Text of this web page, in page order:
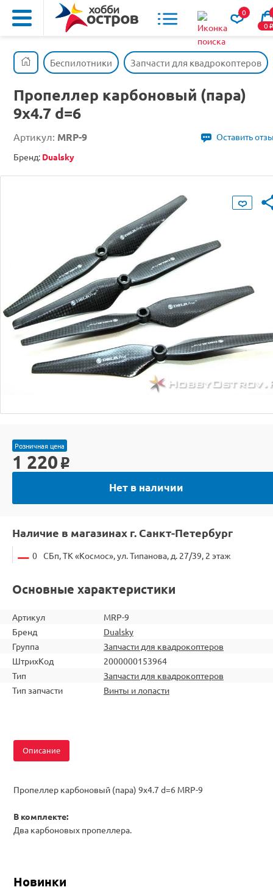
0
0o
Беспилотники Запчасти для квадрокоптеров
Пропеллер карбоновый (пара)
9х4.7 d=6
Артикул: MRP-9
Оставить
Бренд: Dualsky
Розничная цена
1 220 o
Нет в наличии
Наличие в магазинах г. Санкт-Петербург
0 СБп, ТК «Космос», ул. Типанова, д. 27/39, 2 этаж
Основные характеристики
Артикул
MRP-9
Бренд
Dualsky
Группа
Запчасти для квадрокоптеров
ШтрихКод
2000000153964
Тип
Запчасти для квадрокоптеров
Тип запчасти
Винты и лопасти
Описание
Пропеллер карбоновый (пара) 9х4.7 d=6 MRP-9
В комплекте:
Два карбоновых пропеллера.
Новинки